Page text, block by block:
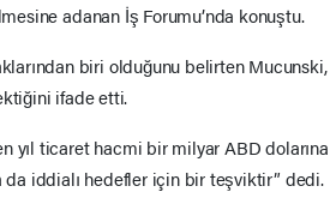
adanan İş Forumu’nda konuştu.
biri olduğunu belirten Mucunski,
ifade etti.
yıl ticaret hacmi bir milyar ABD dolarına
da iddialı hedefler için bir teşviktir” dedi.